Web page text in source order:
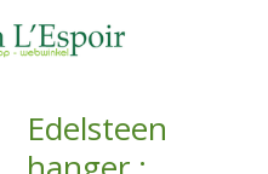
Edelsteen